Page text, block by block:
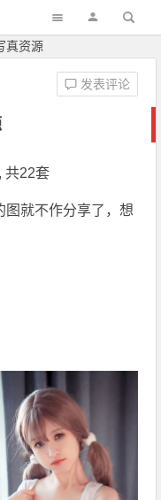
真资源
发表评论
共22套
图就不作分享了，想